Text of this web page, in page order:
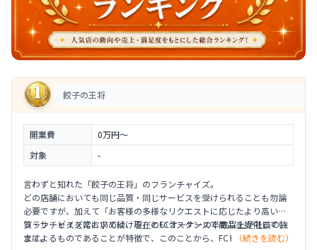
餃子の王将
開業費
0万円〜
対象
-
言わずと知れた「餃子の王将」のフランチャイズ。
どの店舗においても同じ品質・同じサービスを受けられることも勿論
必要ですが、加えて「お客様の多様なリクエストに応じたより高い品
質・サービスを常に求め続ける」というスタンスで商品を提供してい
ます。
フランチャイズにおいては、現在のFCオーナーの半数以上が社員の独
立によるものであることが特徴で、このことから、FCビジネスにおい
（続きを読む）